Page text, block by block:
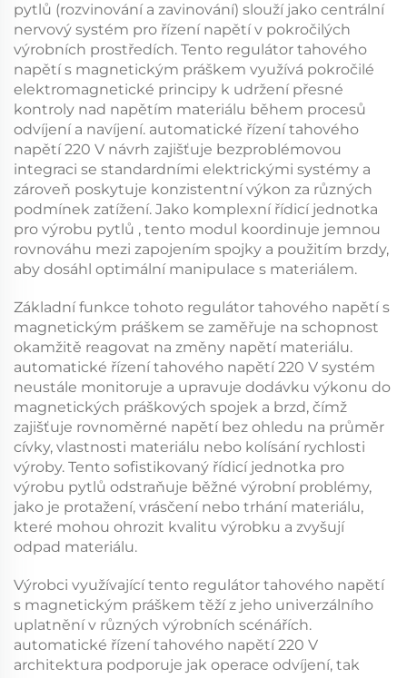
pytlů (rozvinování a zavinování) slouží jako centrální
nervový systém pro řízení napětí v pokročilých
výrobních prostředích. Tento regulátor tahového
napětí s magnetickým práškem využívá pokročilé
elektromagnetické principy k udržení přesné
kontroly nad napětím materiálu během procesů
odvíjení a navíjení. automatické řízení tahového
napětí 220 V návrh zajišťuje bezproblémovou
integraci se standardními elektrickými systémy a
zároveň poskytuje konzistentní výkon za různých
podmínek zatížení. Jako komplexní řídicí jednotka
pro výrobu pytlů , tento modul koordinuje jemnou
rovnováhu mezi zapojením spojky a použitím brzdy,
aby dosáhl optimální manipulace s materiálem.
Základní funkce tohoto regulátor tahového napětí s
magnetickým práškem se zaměřuje na schopnost
okamžitě reagovat na změny napětí materiálu.
automatické řízení tahového napětí 220 V systém
neustále monitoruje a upravuje dodávku výkonu do
magnetických práškových spojek a brzd, čímž
zajišťuje rovnoměrné napětí bez ohledu na průměr
cívky, vlastnosti materiálu nebo kolísání rychlosti
výroby. Tento sofistikovaný řídicí jednotka pro
výrobu pytlů odstraňuje běžné výrobní problémy,
jako je protažení, vrásčení nebo trhání materiálu,
které mohou ohrozit kvalitu výrobku a zvyšují
odpad materiálu.
Výrobci využívající tento regulátor tahového napětí
s magnetickým práškem těží z jeho univerzálního
uplatnění v různých výrobních scénářích.
automatické řízení tahového napětí 220 V
architektura podporuje jak operace odvíjení, tak